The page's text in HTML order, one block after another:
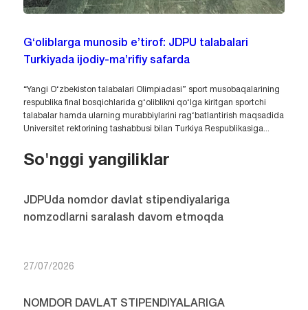
G‘oliblarga munosib e’tirof: JDPU talabalari
Turkiyada ijodiy-ma’rifiy safarda
“Yangi O‘zbekiston talabalari Olimpiadasi” sport musobaqalarining
respublika final bosqichlarida g‘oliblikni qo‘lga kiritgan sportchi
talabalar hamda ularning murabbiylarini rag‘batlantirish maqsadida
Universitet rektorining tashabbusi bilan Turkiya Respublikasiga...
So'nggi yangiliklar
JDPUda nomdor davlat stipendiyalariga
nomzodlarni saralash davom etmoqda
27/07/2026
NOMDOR DAVLAT STIPENDIYALARIGA